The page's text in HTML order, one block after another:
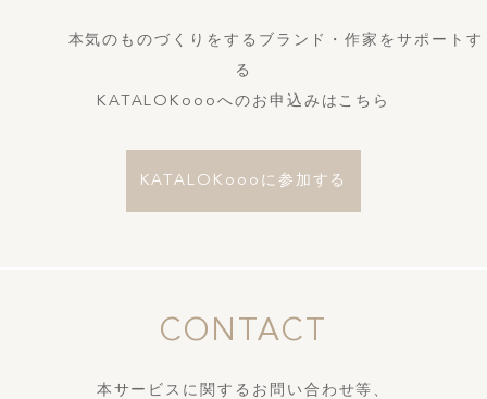
本気のものづくりをするブランド・作家をサポートす
る
KATALOKoooへのお申込みはこちら
KATALOKoooに参加する
CONTACT
本サービスに関するお問い合わせ等、